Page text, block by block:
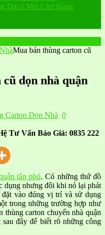
Dài 6 Mét Chở Hàng
Mua bán thùng carton cũ
dọn nhà quận
Carton Dọn Nhà 0
Tư Vấn Báo Giá: 0835 222
tân phú.Có những thứ đồ
dụng nhưng đôi khi nó lại phát
vào đúng vị trí và sử dụng
trong những trường hợp như
thùng carton chuyển nhà quận
đây để biết rõ những công